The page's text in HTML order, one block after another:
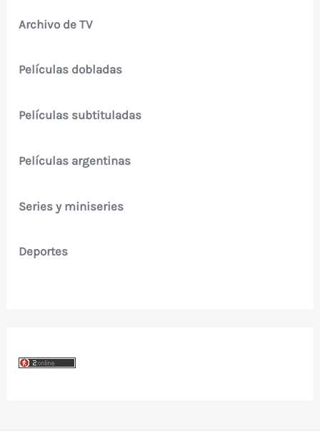
Archivo de TV
Películas dobladas
Películas subtituladas
Películas argentinas
Series y miniseries
Deportes